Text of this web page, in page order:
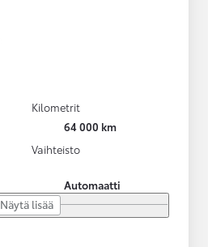
Kilometrit
64 000 km
Vaihteisto
Automaatti
Näytä lisää